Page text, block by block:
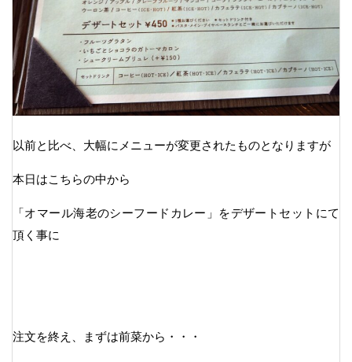
以前と比べ、大幅にメニューが変更されたものとなりますが
本日はこちらの中から
「オマール海老のシーフードカレー」をデザートセットにて
頂く事に
注文を終え、まずは前菜から・・・